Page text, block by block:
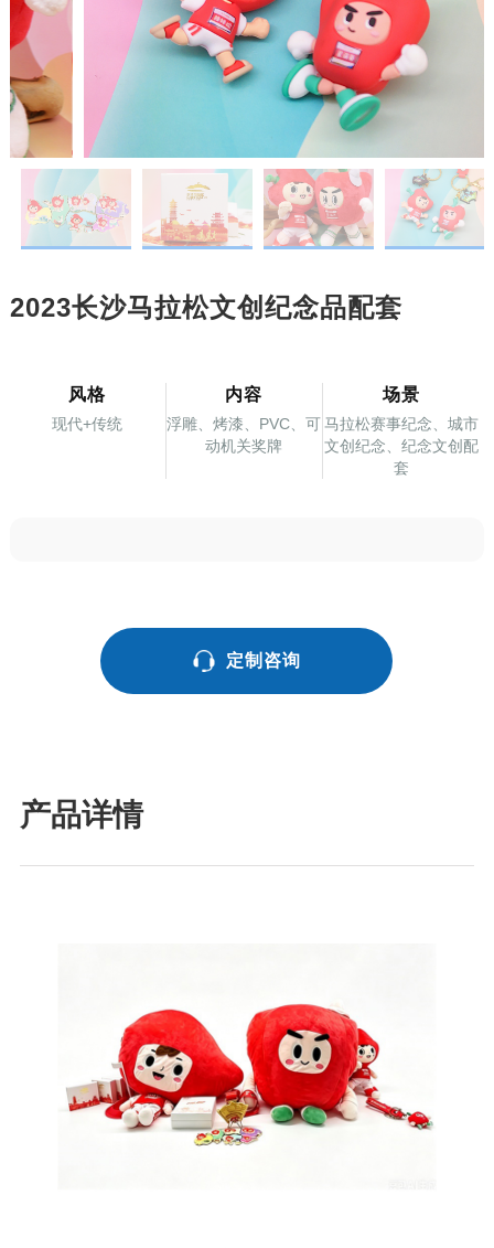
2023长沙马拉松文创纪念品配套
风格
现代+传统
内容
浮雕、烤漆、PVC、可
动机关奖牌
场景
马拉松赛事纪念、城市
文创纪念、纪念文创配
套
定制咨询
产品详情